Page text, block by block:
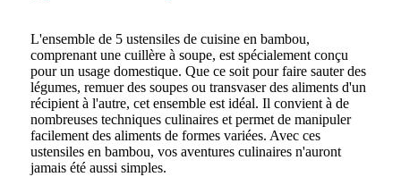
L'ensemble de 5 ustensiles de cuisine en bambou,
comprenant une cuillère à soupe, est spécialement conçu
pour un usage domestique. Que ce soit pour faire sauter des
légumes, remuer des soupes ou transvaser des aliments d'un
récipient à l'autre, cet ensemble est idéal. Il convient à de
nombreuses techniques culinaires et permet de manipuler
facilement des aliments de formes variées. Avec ces
ustensiles en bambou, vos aventures culinaires n'auront
jamais été aussi simples.